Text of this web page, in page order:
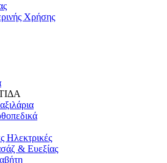
Χρήσης
Ηλεκτρικές
& Ευεξίας